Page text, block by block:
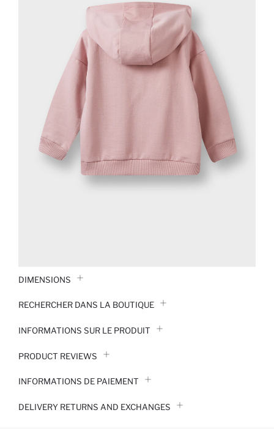
DIMENSIONS
RECHERCHER DANS LA BOUTIQUE
INFORMATIONS SUR LE PRODUIT
PRODUCT REVIEWS
INFORMATIONS DE PAIEMENT
DELIVERY RETURNS AND EXCHANGES